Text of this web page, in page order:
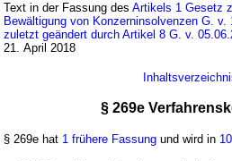
Text in der Fassung desArtikels 1 Gesetz
Bewältigung von Konzerninsolvenzen G.
zuletzt geändert durch Artikel 8 G. v.
21. April 2018
§ 269e
§ 269e hat 1 frühere Fassung und wird in